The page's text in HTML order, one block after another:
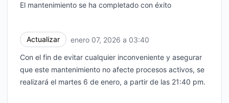
El mantenimiento se ha completado con éxito
Actualizar enero 07, 2026 a 03:40
Con el fin de evitar cualquier inconveniente y asegurar
que este mantenimiento no afecte procesos activos, se
realizará el martes 6 de enero, a partir de las 21:40 pm.